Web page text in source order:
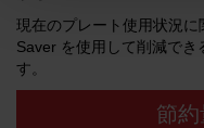
現在のプレート使用状況
Saver を使用して削減でき
す。
節